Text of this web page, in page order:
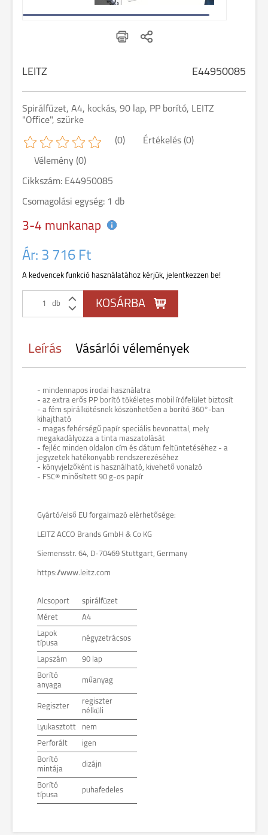
LEITZ E44950085
Spirálfüzet, A4, kockás, 90 lap, PP borító, LEITZ
"Office", szürke
(0) Értékelés (0)
Vélemény (0)
Cikkszám: E44950085
Csomagolási egység: 1 db
3-4 munkanap
Ár: 3 716 Ft
A kedvencek funkció használatához kérjük, jelentkezzen be!
db
Leírás Vásárlói vélemények
- mindennapos irodai használatra
- az extra erős PP borító tökéletes mobil írófelület biztosít
- a fém spirálkötésnek köszönhetően a borító 360°-ban
kihajtható
- magas fehérségű papír speciális bevonattal, mely
megakadályozza a tinta maszatolását
- fejléc minden oldalon cím és dátum feltüntetéséhez - a
jegyzetek hatékonyabb rendszerezéséhez
- könyvjelzőként is használható, kivehető vonalzó
- FSC® minősített 90 g-os papír
Gyártó/első EU forgalmazó elérhetősége:
LEITZ ACCO Brands GmbH & Co KG
Siemensstr. 64, D-70469 Stuttgart, Germany
https://www.leitz.com
Alcsoport spirálfüzet
Méret A4
Lapok
típusa
négyzetrácsos
Lapszám 90 lap
Borító
anyaga
műanyag
Regiszter
regiszter
nélküli
Lyukasztott nem
Perforált igen
Borító
mintája
dizájn
Borító
típusa
puhafedeles